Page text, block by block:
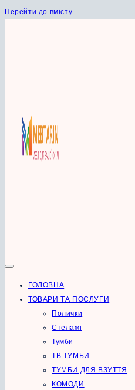
Перейти до вмісту
ГОЛОВНА
ТОВАРИ ТА ПОСЛУГИ
Полички
Стелажі
Тумби
ТВ ТУМБИ
ТУМБИ ДЛЯ ВЗУТТЯ
КОМОДИ